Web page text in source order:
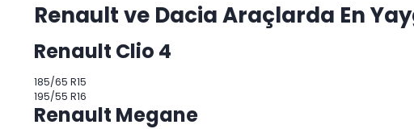
Renault ve Dacia Araçlarda En
Renault Clio 4
185/65 R15
195/55 R16
Renault Megane